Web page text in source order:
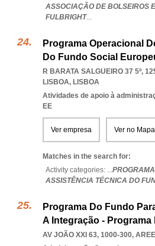
ASSOCIAÇÃO DE BOLSEIROS
FULBRIGHT...
Programa Operacional
Do Fundo Social
R BARATA SALGUEIRO 37 5º,
LISBOA, LISBOA
Atividades de apoio à
EE
Ver empresa Ver no Mapa
Matches in the search for:
Activity categories: ...
ASSISTÊNCIA TÉCNICA DO
Programa Do Fundo
A Integração - Programa
AV JOÃO XXI 63, 1000-300,